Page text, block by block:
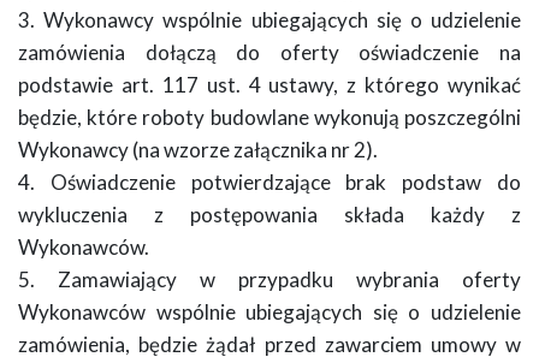
3. Wykonawcy wspólnie ubiegających się o udzielenie
zamówienia dołączą do oferty oświadczenie na
podstawie art. 117 ust. 4 ustawy, z którego wynikać
będzie, które roboty budowlane wykonują poszczególni
Wykonawcy (na wzorze załącznika nr 2).
4. Oświadczenie potwierdzające brak podstaw do
wykluczenia z postępowania składa każdy z
Wykonawców.
5. Zamawiający w przypadku wybrania oferty
Wykonawców wspólnie ubiegających się o udzielenie
zamówienia, będzie żądał przed zawarciem umowy w